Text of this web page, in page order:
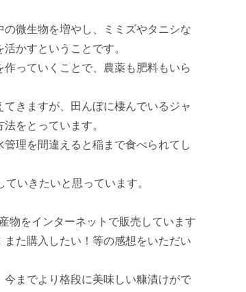
微生物を増やし、ミミズやタニシな
かすということです。
っていくことで、農薬も肥料もいら
きますが、田んぼに棲んでいるジャ
をとっています。
理を間違えると稲まで食べられてし
いきたいと思っています。
物をインターネットで販売しています
た購入したい！等の感想をいただい
までより格段に美味しい糠漬けがで